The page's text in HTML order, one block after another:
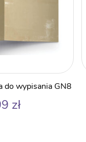
do wypisania GN8
zł